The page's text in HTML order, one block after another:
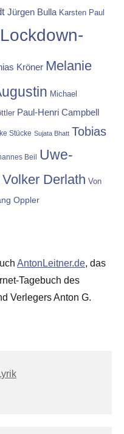
Jürgen Bulla Karsten Paul
Lockdown-
Kröner Melanie
Michael
Paul-Henri Campbell
Stücke Sujata Bhatt Tobias
Beil Uwe-
Volker Derlath Von
Oppler
AntonLeitner.de, das
Tagebuch des
Verlegers Anton G.